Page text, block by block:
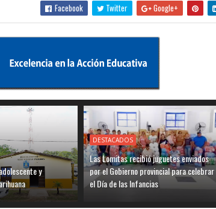
Facebook Twitter Google+
y
DESTACADOS
Las Lomitas recibió juguetes enviados
por el Gobierno provincial para celebrar
el Día de las Infancias